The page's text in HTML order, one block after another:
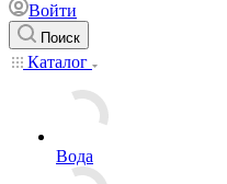
Войти
Поиск
Каталог
Вода